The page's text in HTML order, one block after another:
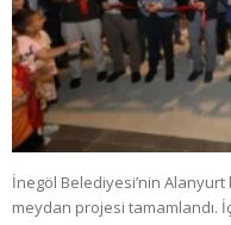
İnegöl Belediyesi’nin
meydan projesi tamamlandı.